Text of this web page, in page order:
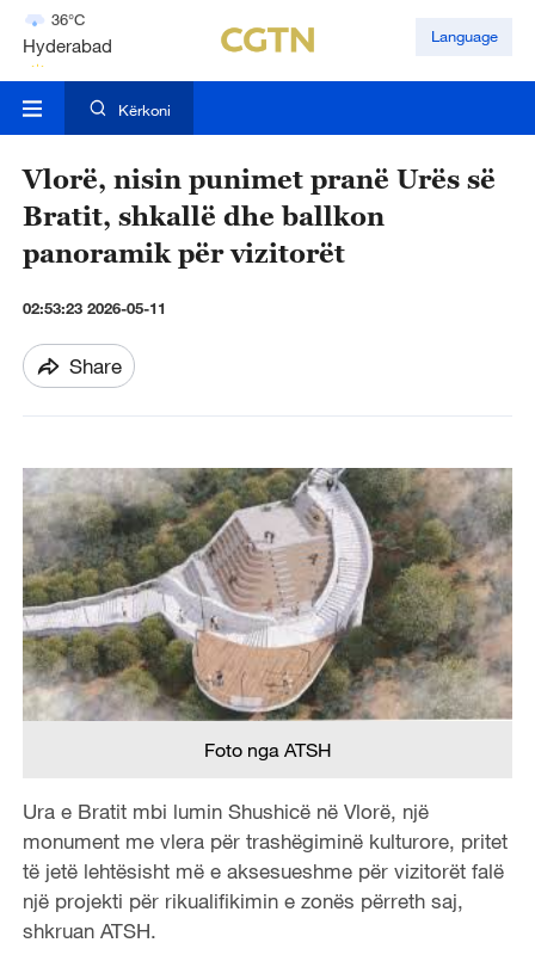
Hyderabad
42°C
Mumbai
Language
Kërkoni
Vlorë, nisin punimet pranë Urës së
Bratit, shkallë dhe ballkon
panoramik për vizitorët
02:53:23 2026-05-11
Share
Foto nga ATSH
Ura e Bratit mbi lumin Shushicë në Vlorë, një
monument me vlera për trashëgiminë kulturore, pritet
të jetë lehtësisht më e aksesueshme për vizitorët falë
një projekti për rikualifikimin e zonës përreth saj,
shkruan ATSH.